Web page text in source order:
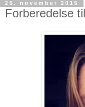
25. november 2015
Forberedelse